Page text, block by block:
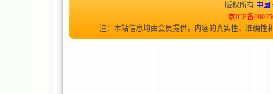
版权所有 中国
京ICP备
注：本站信息均由会员提供，内容的真实性、准确性